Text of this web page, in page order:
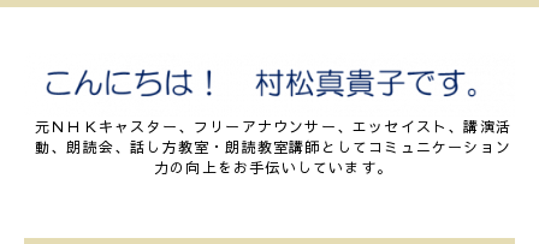
元ＮＨＫキャスター、フリーアナウンサー、エッセイスト、講演活
動、朗読会、話し方教室・朗読教室講師としてコミュニケーション
力の向上をお手伝いしています。